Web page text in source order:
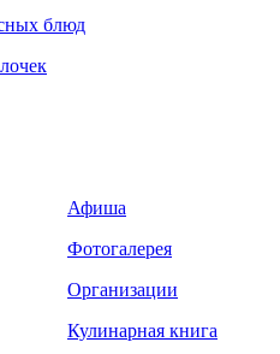
блюд
Афиша
Фотогалерея
Организации
Кулинарная книга